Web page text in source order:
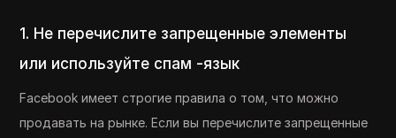
1. Не перечислите запрещенные элементы
или используйте спам -язык
Facebook имеет строгие правила о том, что можно
продавать на рынке. Если вы перечислите запрещенные